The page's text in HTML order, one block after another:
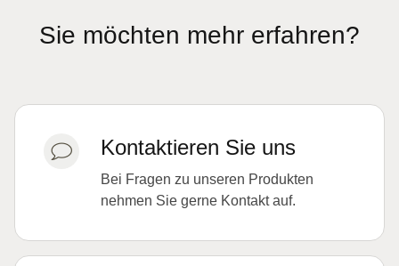
Sie möchten mehr erfahren?
Kontaktieren Sie uns
Bei Fragen zu unseren Produkten
nehmen Sie gerne Kontakt auf.